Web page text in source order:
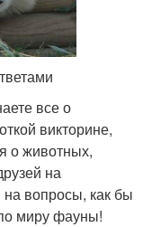
все о
викторине,
о животных,
на
на вопросы, как бы
миру фауны!